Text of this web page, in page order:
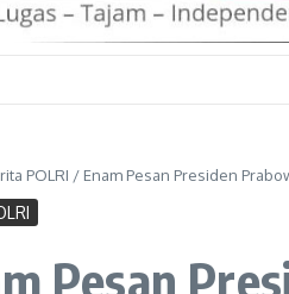
POLRI / Enam Pesan Presiden
Pesan